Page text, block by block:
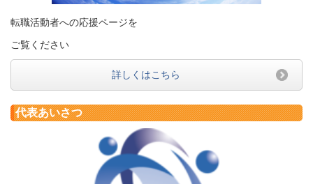
転職活動者への応援ページを
ご覧ください
詳しくはこちら
代表あいさつ